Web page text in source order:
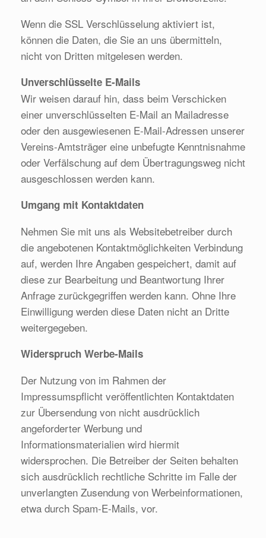
Wenn die SSL Verschlüsselung aktiviert ist,
können die Daten, die Sie an uns übermitteln,
nicht von Dritten mitgelesen werden.
Unverschlüsselte E-Mails
Wir weisen darauf hin, dass beim Verschicken
einer unverschlüsselten E-Mail an Mailadresse
oder den ausgewiesenen E-Mail-Adressen unserer
Vereins-Amtsträger eine unbefugte Kenntnisnahme
oder Verfälschung auf dem Übertragungsweg nicht
ausgeschlossen werden kann.
Umgang mit Kontaktdaten
Nehmen Sie mit uns als Websitebetreiber durch
die angebotenen Kontaktmöglichkeiten Verbindung
auf, werden Ihre Angaben gespeichert, damit auf
diese zur Bearbeitung und Beantwortung Ihrer
Anfrage zurückgegriffen werden kann. Ohne Ihre
Einwilligung werden diese Daten nicht an Dritte
weitergegeben.
Widerspruch Werbe-Mails
Der Nutzung von im Rahmen der
Impressumspflicht veröffentlichten Kontaktdaten
zur Übersendung von nicht ausdrücklich
angeforderter Werbung und
Informationsmaterialien wird hiermit
widersprochen. Die Betreiber der Seiten behalten
sich ausdrücklich rechtliche Schritte im Falle der
unverlangten Zusendung von Werbeinformationen,
etwa durch Spam-E-Mails, vor.